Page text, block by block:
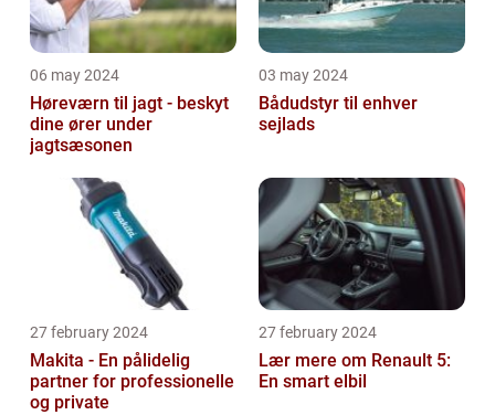
06 may 2024
Høreværn til jagt - beskyt
dine ører under
jagtsæsonen
03 may 2024
Bådudstyr til enhver
sejlads
27 february 2024
Makita - En pålidelig
partner for professionelle
og private
27 february 2024
Lær mere om Renault 5:
En smart elbil